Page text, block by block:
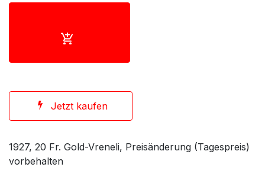
Jetzt kaufen
1927, 20 Fr. Gold-Vreneli, Preisänderung (Tagespreis)
vorbehalten